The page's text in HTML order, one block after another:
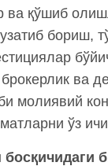
ва қўшиб
бориш,
ва
молиявий
ўз